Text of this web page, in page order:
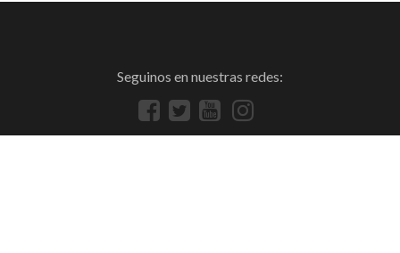
Seguinos en nuestras redes: